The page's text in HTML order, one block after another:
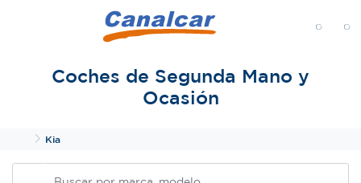
Coches de Segunda Mano y
Ocasión
InicioKia